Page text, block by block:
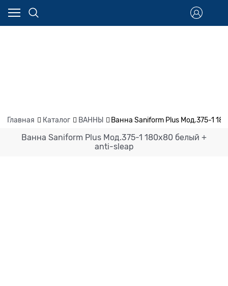
Главная Каталог ВАННЫ Ванна Saniform Plus Мод.375-1
Ванна Saniform Plus Мод.375-1 180х80 белый +
anti-sleap